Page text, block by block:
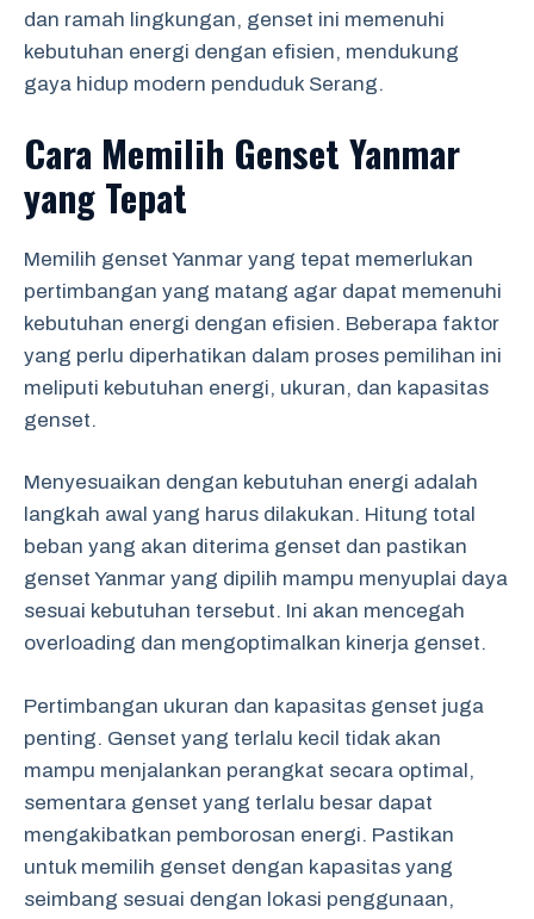
dan ramah lingkungan, genset ini memenuhi
kebutuhan energi dengan efisien, mendukung
gaya hidup modern penduduk Serang.
Cara Memilih Genset Yanmar
yang Tepat
Memilih genset Yanmar yang tepat memerlukan
pertimbangan yang matang agar dapat memenuhi
kebutuhan energi dengan efisien. Beberapa faktor
yang perlu diperhatikan dalam proses pemilihan ini
meliputi kebutuhan energi, ukuran, dan kapasitas
genset.
Menyesuaikan dengan kebutuhan energi adalah
langkah awal yang harus dilakukan. Hitung total
beban yang akan diterima genset dan pastikan
genset Yanmar yang dipilih mampu menyuplai daya
sesuai kebutuhan tersebut. Ini akan mencegah
overloading dan mengoptimalkan kinerja genset.
Pertimbangan ukuran dan kapasitas genset juga
penting. Genset yang terlalu kecil tidak akan
mampu menjalankan perangkat secara optimal,
sementara genset yang terlalu besar dapat
mengakibatkan pemborosan energi. Pastikan
untuk memilih genset dengan kapasitas yang
seimbang sesuai dengan lokasi penggunaan,